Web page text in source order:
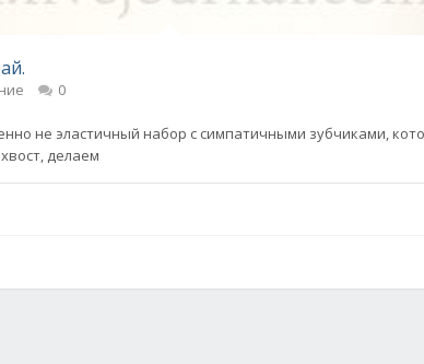
0
эластичный набор с симпатичными зубчиками,
делаем